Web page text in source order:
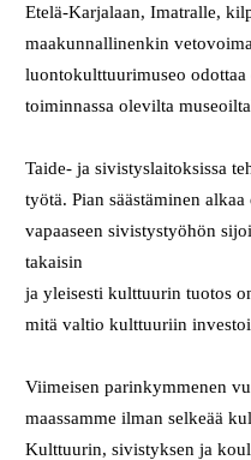
Etelä-Karjalaan, Imatralle,
maakunnallinenkin
luontokulttuurimuseo
toiminnassa olevilta
Taide- ja sivistyslaitoksissa
työtä. Pian säästäminen
vapaaseen sivistystyöhön
takaisin
ja yleisesti kulttuurin tuotos
mitä valtio kulttuuriin
Viimeisen parinkymmenen
maassamme ilman selkeää
Kulttuurin, sivistyksen ja